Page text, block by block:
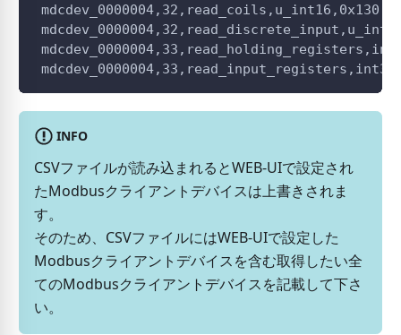
INFO
CSVファイルが読み込まれるとWEB-UIで設定され
たModbusクライアントデバイスは上書きされま
す。
そのため、CSVファイルにはWEB-UIで設定した
Modbusクライアントデバイスを含む取得したい全
てのModbusクライアントデバイスを記載して下さ
い。